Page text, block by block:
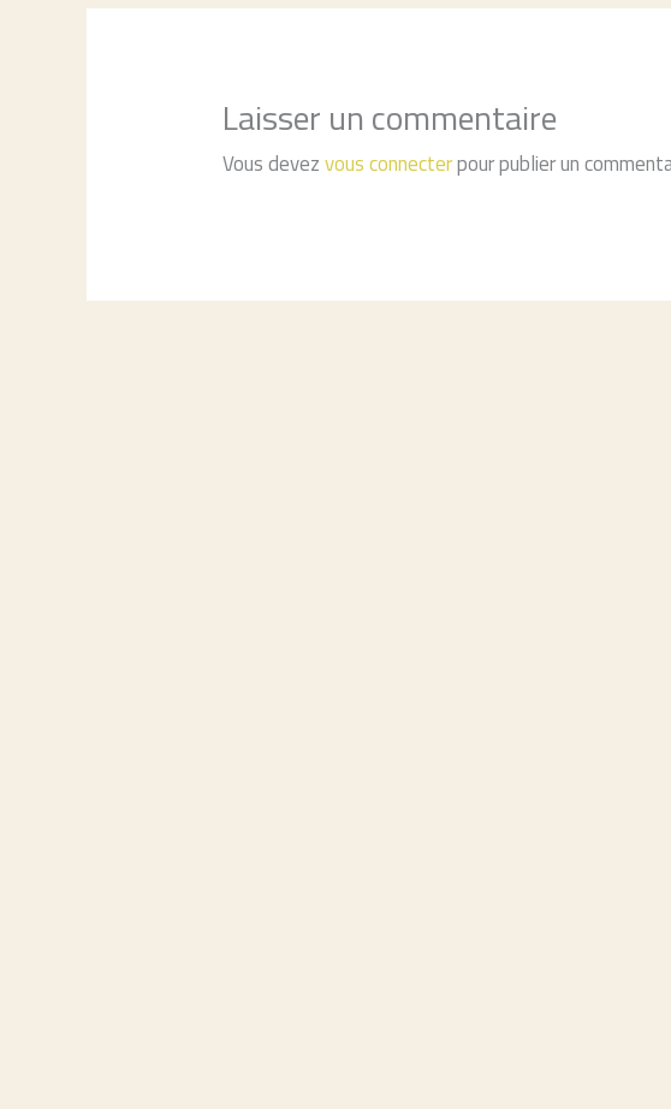
Laisser un commentaire
Vous devezvous connecterpour publier un